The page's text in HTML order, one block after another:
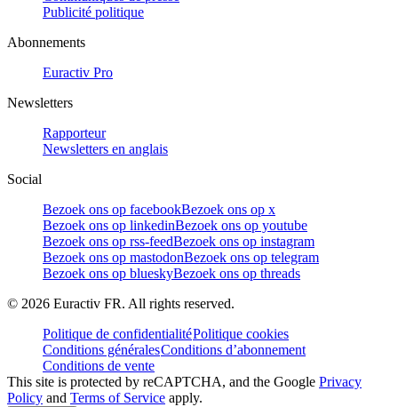
Publicité politique
Abonnements
Euractiv Pro
Newsletters
Rapporteur
Newsletters en anglais
Social
Bezoek ons op facebookBezoek ons op x
Bezoek ons op linkedinBezoek ons op youtube
Bezoek ons op rss-feedBezoek ons op instagram
Bezoek ons op mastodonBezoek ons op telegram
Bezoek ons op blueskyBezoek ons op threads
© 2026 Euractiv FR. All rights reserved.
Politique de confidentialitéPolitique cookies
Conditions généralesConditions d’abonnement
Conditions de vente
This site is protected by reCAPTCHA, and the Google Privacy
Policy and Terms of Service apply.